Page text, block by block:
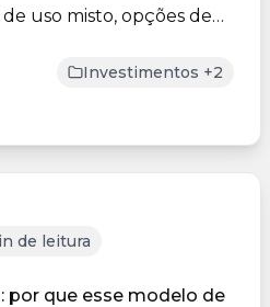
uso misto, opções de
Investimentos +2
de leitura
por que esse modelo de